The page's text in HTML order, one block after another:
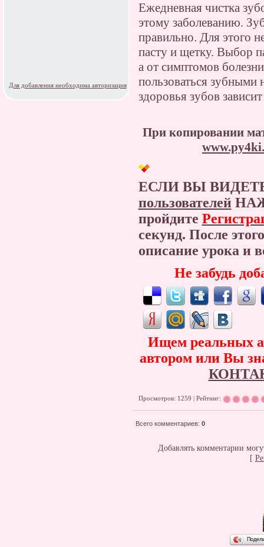
Ежедневная чистка
этому заболеванию.
правильно. Для этого
пасту и щетку. Выбор
а от симптомов
пользоваться зубными
здоровья зубов
При копировании
ЕСЛИ ВЫ
пользователей
пройдите
секунд. После
описание урока
Не забудь
Ищем реальных
автором или Вы
Просмотров: 1259 | Рейтинг:
Всего комментариев: 0
Добавлять комментарии
[
Для добавления необходима авторизация